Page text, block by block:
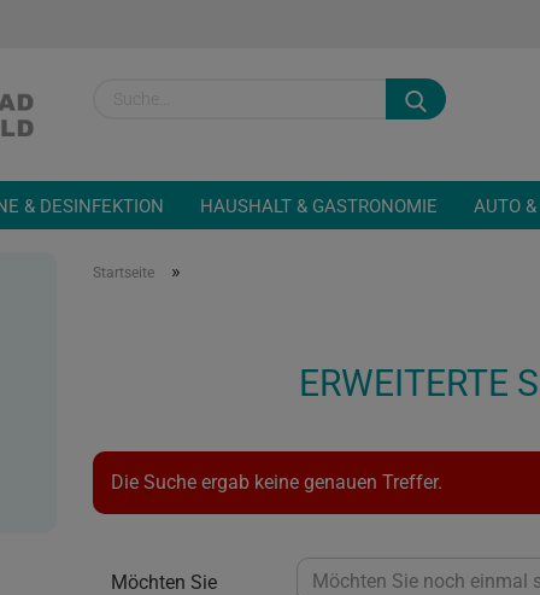
Sprache auswählen
& DESINFEKTION HAUSHALT & GASTRONOMIE AUTO
Startseite »
ERWEITERTE
Die Suche ergab keine genauen Treffer.
Möchten Sie